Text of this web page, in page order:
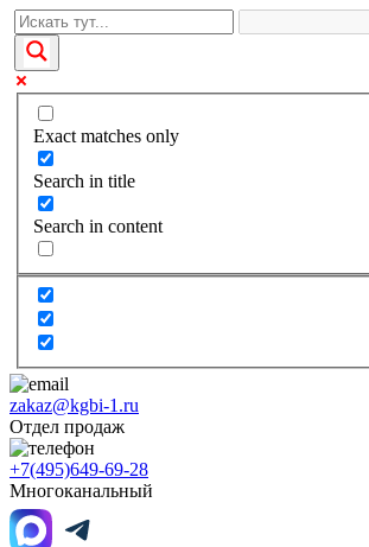
Exact matches only
Search in title
Search in content
zakaz@kgbi-1.ru
Отдел продаж
+7(495)649-69-28
Многоканальный